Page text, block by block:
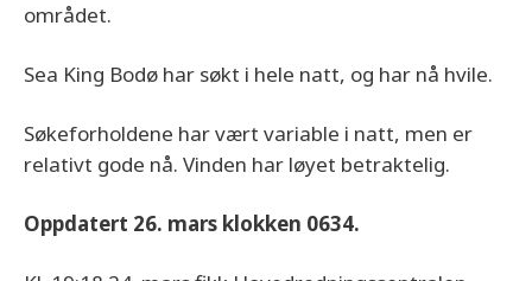
området.
Sea King Bodø har søkt i hele natt, og har nå hvile.
Søkeforholdene har vært variable i natt, men er
relativt gode nå. Vinden har løyet betraktelig.
Oppdatert 26. mars klokken 0634.